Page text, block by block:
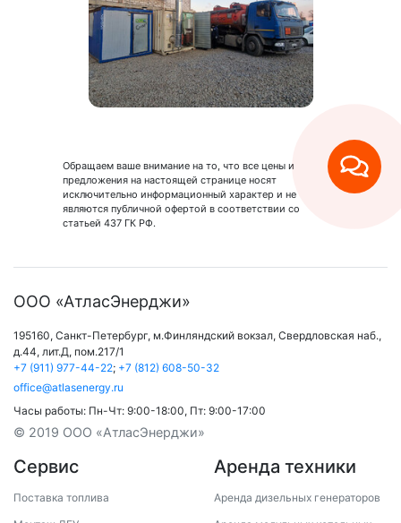
Обращаем ваше внимание на то, что все цены и
предложения на настоящей странице носят
исключительно информационный характер и не
являются публичной офертой в соответствии со
статьей 437 ГК РФ.
ООО «АтласЭнерджи»
195160, Санкт-Петербург, м.Финляндский вокзал, Свердловская наб.,
д.44, лит.Д, пом.217/1
+7 (911) 977-44-22; +7 (812) 608-50-32
office@atlasenergy.ru
Часы работы: Пн-Чт: 9:00-18:00, Пт: 9:00-17:00
© 2019 ООО «АтласЭнерджи»
Сервис
Поставка топлива
Аренда техники
Аренда дизельных генераторов